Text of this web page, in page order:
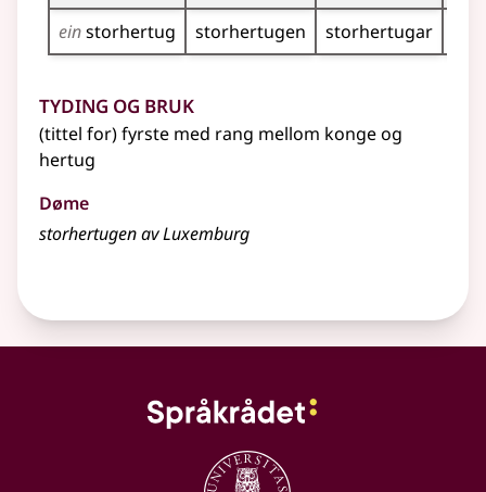
einstorhertug storhertugen storhertugar
Tyding og bruk
(tittel for) fyrste med rang mellom konge og
hertug
Døme
storhertugen av Luxemburg